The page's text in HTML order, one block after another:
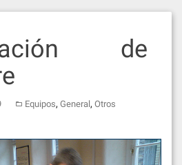
de
Equipos, General, Otros